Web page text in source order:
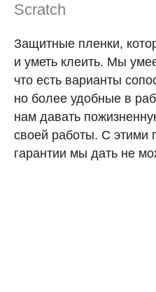
Scratch
Защитные пленки,
и уметь клеить. Мы
что есть варианты
но более удобные в
нам давать
своей работы. С этими
гарантии мы дать не